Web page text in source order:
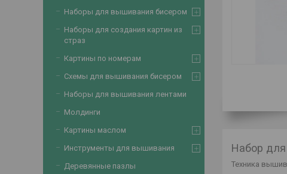
Набор
Техника
Наборы для вышивания бисером
Наборы для создания картин из
страз
Картины по номерам
Схемы для вышивания бисером
Наборы для вышивания лентами
Молдинги
Картины маслом
Инструменты для вышивания
Деревянные пазлы